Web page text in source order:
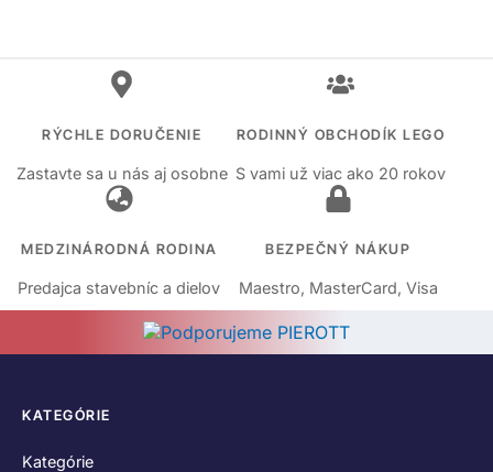
RÝCHLE DORUČENIE
Zastavte sa u nás aj osobne
RODINNÝ OBCHODÍK LEGO
S vami už viac ako 20 rokov
MEDZINÁRODNÁ RODINA
Predajca stavebníc a dielov
BEZPEČNÝ NÁKUP
Maestro, MasterCard, Visa
KATEGÓRIE
Kategórie